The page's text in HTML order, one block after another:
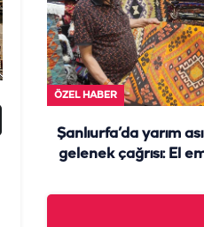
ÖZEL HABER
Şanlıurfa’da yarım
gelenek çağrısı: El